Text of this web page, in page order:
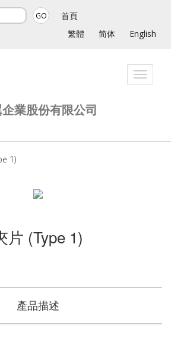
GO
首頁
繁體
简体 English
Toggle
業股份有限公司
1)
片 (Type 1)
產品描述